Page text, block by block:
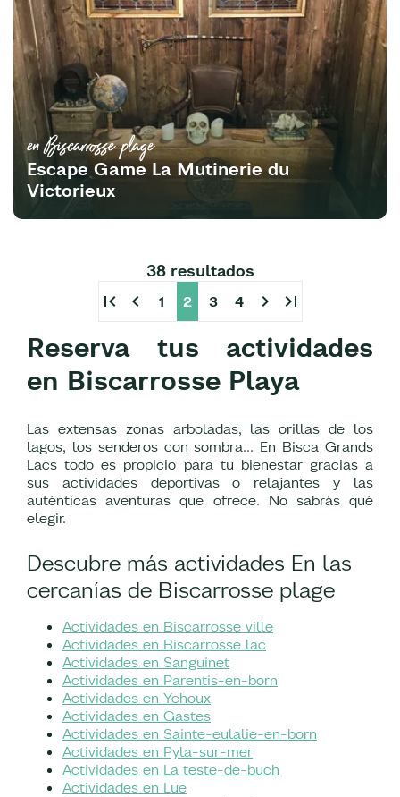
en Biscarrosse plage
Escape Game La Mutinerie du
Victorieux
38 resultados
first_page chevron_left 1 2 3 4 chevron_right last_page
Reserva tus actividades
en Biscarrosse Playa
Las extensas zonas arboladas, las orillas de los
lagos, los senderos con sombra... En Bisca Grands
Lacs todo es propicio para tu bienestar gracias a
sus actividades deportivas o relajantes y las
auténticas aventuras que ofrece. No sabrás qué
elegir.
Descubre más actividades En las
cercanías de Biscarrosse plage
Actividades en Biscarrosse ville
Actividades en Biscarrosse lac
Actividades en Sanguinet
Actividades en Parentis-en-born
Actividades en Ychoux
Actividades en Gastes
Actividades en Sainte-eulalie-en-born
Actividades en Pyla-sur-mer
Actividades en La teste-de-buch
Actividades en Lue